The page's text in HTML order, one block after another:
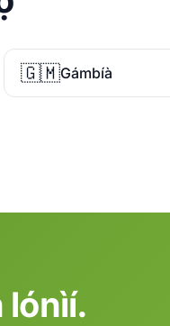
🇬🇲Gámbíà
lónìí.